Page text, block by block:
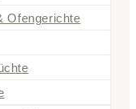
Ofengerichte